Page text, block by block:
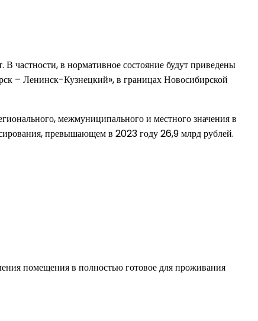
частности, в нормативное состояние будут приведены
– Ленинск-Кузнецкий», в границах Новосибирской
межмуниципального и местного значения в
превышающем в 2023 году 26,9 млрд рублей.
помещения в полностью готовое для проживания